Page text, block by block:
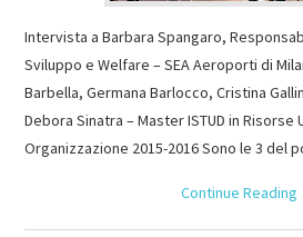
Intervista a Barbara Spangaro,
Sviluppo e Welfare – SEA Aeroporti di
Barbella, Germana Barlocco, Cristina
Debora Sinatra – Master ISTUD in Risorse
Organizzazione 2015-2016 Sono le 3 del
Continue Reading